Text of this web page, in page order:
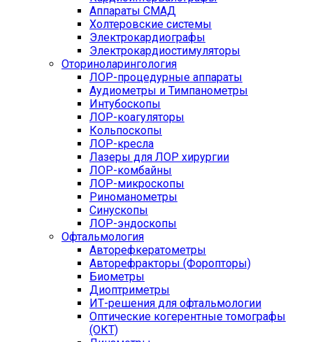
Аппараты СМАД
Холтеровские системы
Электрокардиографы
Электрокардиостимуляторы
Оториноларингология
ЛОР-процедурные аппараты
Аудиометры и Тимпанометры
Интубоскопы
ЛОР-коагуляторы
Кольпоскопы
ЛОР-кресла
Лазеры для ЛОР хирургии
ЛОР-комбайны
ЛОР-микроскопы
Риноманометры
Синускопы
ЛОР-эндоскопы
Офтальмология
Авторефкератометры
Авторефракторы (Форопторы)
Биометры
Диоптриметры
ИТ-решения для офтальмологии
Оптические когерентные томографы
(ОКТ)